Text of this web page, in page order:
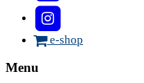
e-shop
Menu